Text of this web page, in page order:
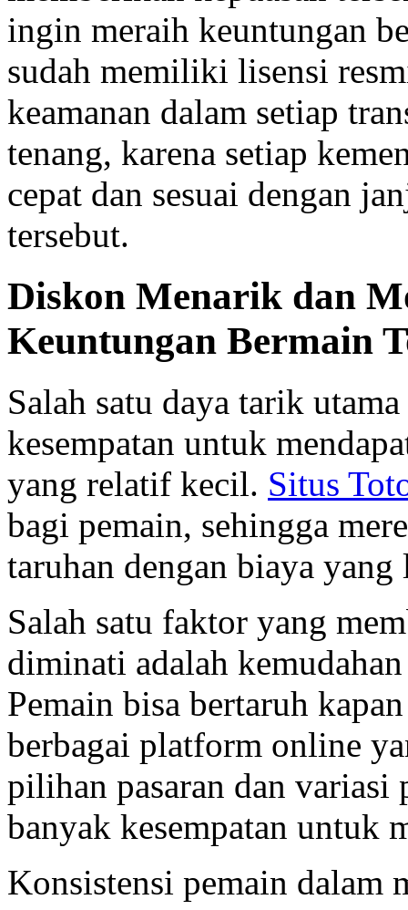
ingin meraih keuntungan
sudah memiliki lisensi
keamanan dalam setiap
tenang, karena setiap
cepat dan sesuai dengan
tersebut.
Diskon Menarik dan
Keuntungan Bermain
Salah satu daya tarik
kesempatan untuk
yang relatif kecil. Situs
bagi pemain, sehingga
taruhan dengan biaya yang
Salah satu faktor yang
diminati adalah
Pemain bisa bertaruh
berbagai platform online
pilihan pasaran dan
banyak kesempatan untuk
Konsistensi pemain dalam